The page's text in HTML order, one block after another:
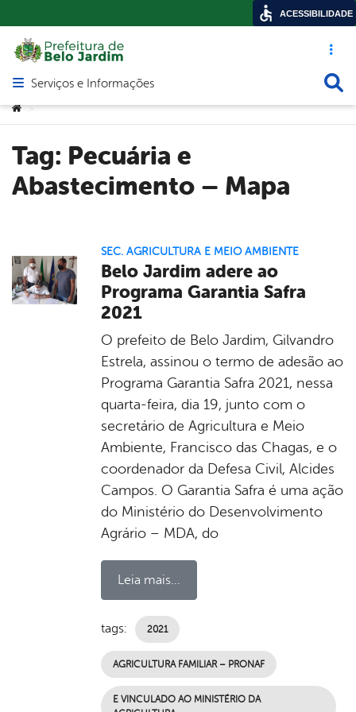
Acesso
Abrir menu principal de navegação
Serviços e Informações
Você está aqui:
>
Tag: Pecuária e
Abastecimento – Mapa
SEC. AGRICULTURA E MEIO AMBIENTE
Belo Jardim adere ao
Programa Garantia Safra
2021
O prefeito de Belo Jardim, Gilvandro
Estrela, assinou o termo de adesão ao
Programa Garantia Safra 2021, nessa
quarta-feira, dia 19, junto com o
secretário de Agricultura e Meio
Ambiente, Francisco das Chagas, e o
coordenador da Defesa Civil, Alcides
Campos. O Garantia Safra é uma ação
do Ministério do Desenvolvimento
Agrário – MDA, do
Leia mais...
tags: 2021
AGRICULTURA FAMILIAR – PRONAF
E VINCULADO AO MINISTÉRIO DA
ACESSIBILIDADE